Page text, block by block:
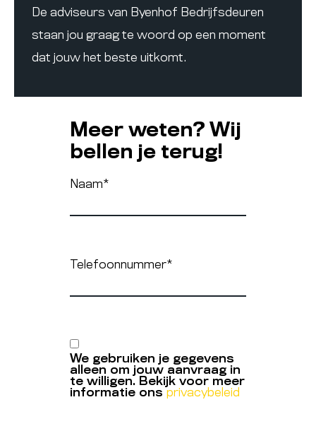
De adviseurs van Byenhof Bedrijfsdeuren
staan jou graag te woord op een moment
dat jouw het beste uitkomt.
Meer weten? Wij
bellen je terug!
Naam*
Telefoonnummer*
We gebruiken je gegevens
alleen om jouw aanvraag in
te willigen. Bekijk voor meer
informatie ons privacybeleid